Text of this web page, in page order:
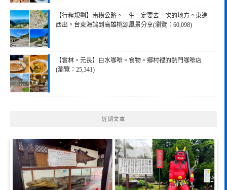
【行程規劃】南橫公路。一生一定要去一次的地方。東進
西出。台東海端到高雄桃源風景分享(瀏覽：60,098)
【雲林。元長】白水咖啡。食物。鄉村裡的熱門咖啡店
(瀏覽：25,341)
近期文章